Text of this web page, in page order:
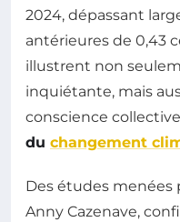
2024, dépassant
antérieures de 0,43
illustrent non
inquiétante, mais
conscience
du changement
Des études menées
Anny Cazenave,